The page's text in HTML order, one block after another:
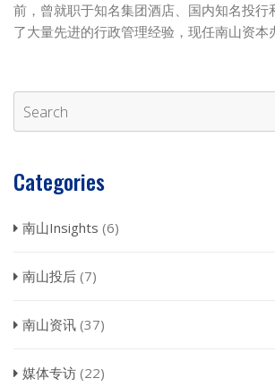
前，曾就职于知名集团酒店、国内知名投行
了大量先进的行政管理经验，现任南山资本
Categories
南山Insights (6)
南山投后 (7)
南山资讯 (37)
媒体专访 (22)